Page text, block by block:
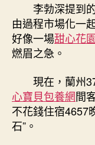
李勃深提到
由過程市場化一
好像一場甜心花
燃眉之急。
現在，蘭州
心寶貝包養網間
不花錢住宿4657
石”。